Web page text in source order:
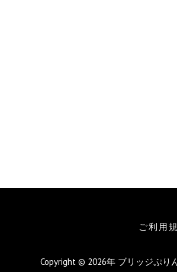
ご利用
Copyright © 2026年 ブリッジぷり